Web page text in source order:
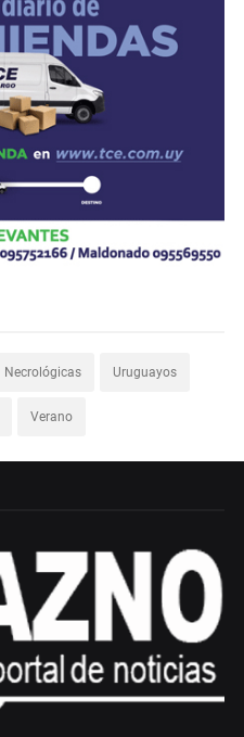
Necrológicas Uruguayos
Verano